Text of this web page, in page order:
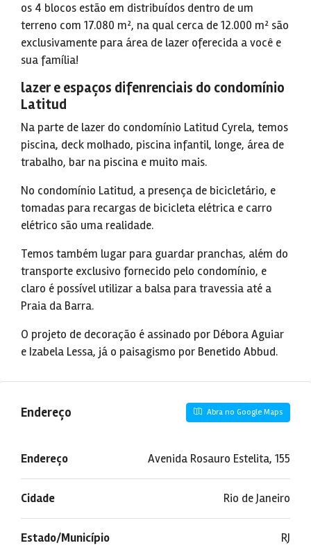
os 4 blocos estão em distribuídos dentro de um
terreno com 17.080 m², na qual cerca de 12.000 m² são
exclusivamente para área de lazer oferecida a você e
sua família!
lazer e espaços difenrenciais do condomínio
Latitud
Na parte de lazer do condomínio Latitud Cyrela, temos
piscina, deck molhado, piscina infantil, longe, área de
trabalho, bar na piscina e muito mais.
No condomínio Latitud, a presença de bicicletário, e
tomadas para recargas de bicicleta elétrica e carro
elétrico são uma realidade.
Temos também lugar para guardar pranchas, além do
transporte exclusivo fornecido pelo condomínio, e
claro é possível utilizar a balsa para travessia até a
Praia da Barra.
O projeto de decoração é assinado por Débora Aguiar
e Izabela Lessa, já o paisagismo por Benetido Abbud.
Endereço Abra no Google Maps
Endereço Avenida Rosauro Estelita, 155
Cidade Rio de Janeiro
Estado/Município RJ